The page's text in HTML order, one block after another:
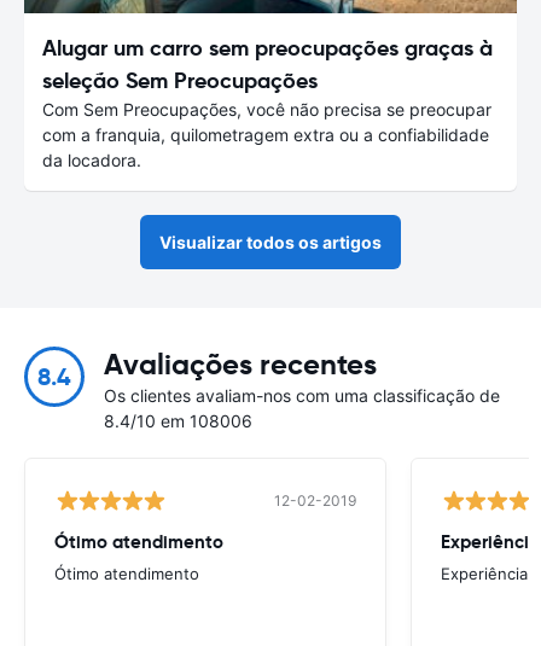
Alugar um carro sem preocupações graças à
seleção Sem Preocupações
Com Sem Preocupações, você não precisa se preocupar
com a franquia, quilometragem extra ou a confiabilidade
da locadora.
Visualizar todos os artigos
8.4 Avaliações recentes
Os clientes avaliam-nos com uma classificação de
8.4/10 em 108006
12-02-2019
Ótimo atendimento
Ótimo atendimento Experiência